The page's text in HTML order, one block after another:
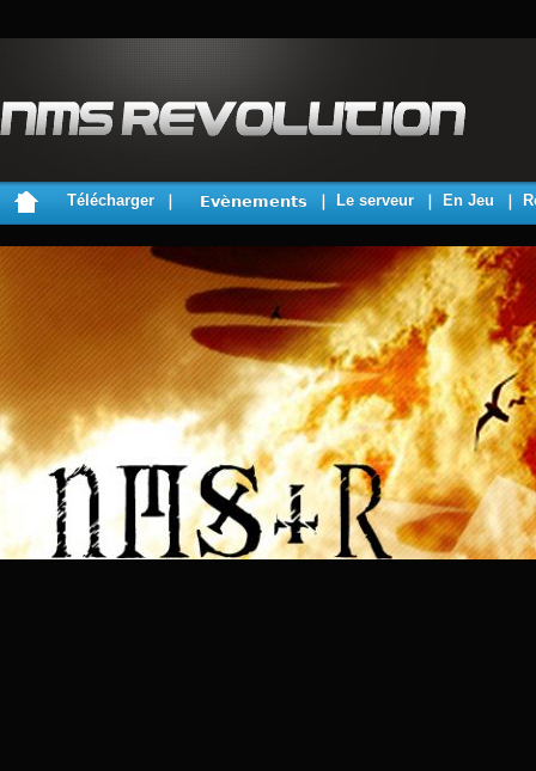
Télécharger Evènements Le serveur En Jeu